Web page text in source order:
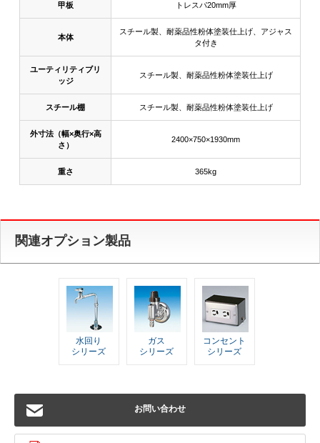
甲板 トレスパ20mm厚
本体
スチール製、耐薬品性粉体塗装仕上げ、アジャス
タ付き
ユーティリティブリ
ッジ
スチール製、耐薬品性粉体塗装仕上げ
スチール棚 スチール製、耐薬品性粉体塗装仕上げ
外寸法（幅×奥行×高
さ）
2400×750×1930mm
重さ 365kg
関連オプション製品
水回り
シリーズ
ガス
シリーズ
コンセント
シリーズ
お問い合わせ